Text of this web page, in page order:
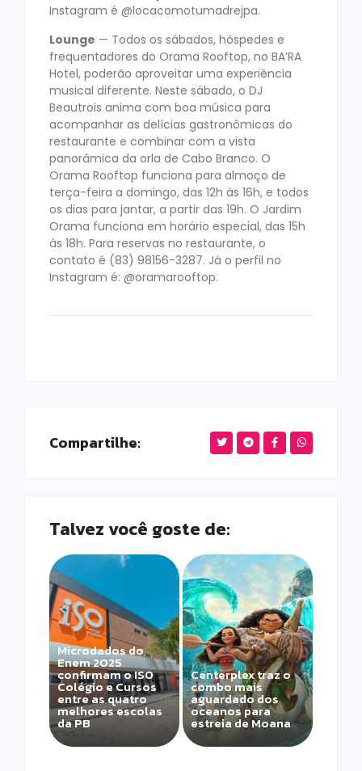
Instagram é @locacomotumadrejpa.
Lounge — Todos os sábados, hóspedes e
frequentadores do Orama Rooftop, no BA’RA
Hotel, poderão aproveitar uma experiência
musical diferente. Neste sábado, o DJ
Beautrois anima com boa música para
acompanhar as delícias gastronômicas do
restaurante e combinar com a vista
panorâmica da orla de Cabo Branco. O
Orama Rooftop funciona para almoço de
terça-feira a domingo, das 12h às 16h, e todos
os dias para jantar, a partir das 19h. O Jardim
Orama funciona em horário especial, das 15h
às 18h. Para reservas no restaurante, o
contato é (83) 98156-3287. Já o perfil no
Instagram é: @oramarooftop.
Compartilhe:
Talvez você goste de:
Microdados do
Enem 2025
confirmam o ISO
Colégio e Cursos
entre as quatro
melhores escolas
da PB
Centerplex traz o
combo mais
aguardado dos
oceanos para
estreia de Moana